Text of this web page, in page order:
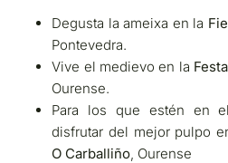
Degusta la ameixa en la
Pontevedra.
Vive el medievo en la
Ourense.
Para los que estén en
disfrutar del mejor pulpo
O Carballiño , Ourense